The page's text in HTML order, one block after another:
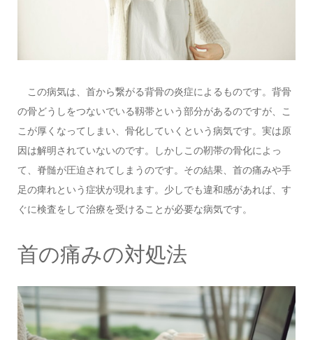
この病気は、首から繋がる背骨の炎症によるものです。背骨
の骨どうしをつないでいる靱帯という部分があるのですが、こ
こが厚くなってしまい、骨化していくという病気です。実は原
因は解明されていないのです。しかしこの靭帯の骨化によっ
て、脊髄が圧迫されてしまうのです。その結果、首の痛みや手
足の痺れという症状が現れます。少しでも違和感があれば、す
ぐに検査をして治療を受けることが必要な病気です。
首の痛みの対処法